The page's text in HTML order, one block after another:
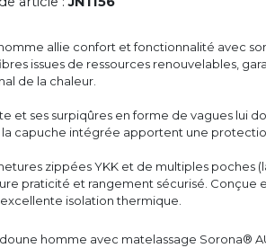
allie confort et fonctionnalité avec
issues de ressources renouvelables,
de la chaleur.
et ses surpiqûres en forme de vagues lui
capuche intégrée apportent une
zippées YKK et de multiples poches
praticité et rangement sécurisé. Conçue
isolation thermique.
homme avec matelassage Sorona®